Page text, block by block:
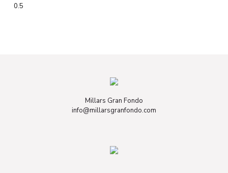
Millars Gran Fondo
info@millarsgranfondo.com